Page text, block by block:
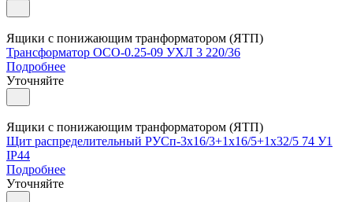
Ящики с понижающим транформатором (ЯТП)
Трансформатор ОСО-0.25-09 УХЛ 3 220/36
Подробнее
Уточняйте
Ящики с понижающим транформатором (ЯТП)
Щит распределительный РУСп-3х16/3+1х16/5+1х32/5 74 У1
IP44
Подробнее
Уточняйте